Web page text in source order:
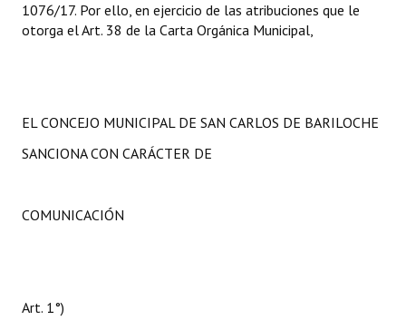
1076/17. Por ello, en ejercicio de las atribuciones que le
otorga el Art. 38 de la Carta Orgánica Municipal,
EL CONCEJO MUNICIPAL DE SAN CARLOS DE BARILOCHE
SANCIONA CON CARÁCTER DE
COMUNICACIÓN
Art. 1°)